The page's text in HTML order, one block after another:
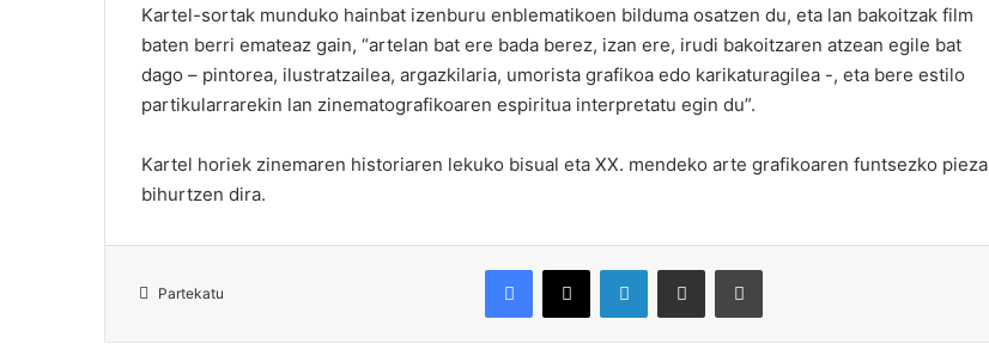
Kartel-sortak munduko hainbat izenburu enblematikoen bilduma osatzen du, eta lan bakoitzak film
baten berri emateaz gain, “artelan bat ere bada berez, izan ere, irudi bakoitzaren atzean egile bat
dago – pintorea, ilustratzailea, argazkilaria, umorista grafikoa edo karikaturagilea -, eta bere estilo
partikularrarekin lan zinematografikoaren espiritua interpretatu egin du”.
Kartel horiek zinemaren historiaren lekuko bisual eta XX. mendeko arte grafikoaren funtsezko pieza
bihurtzen dira.
Partekatu